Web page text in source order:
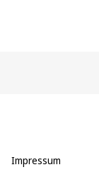
Impressum